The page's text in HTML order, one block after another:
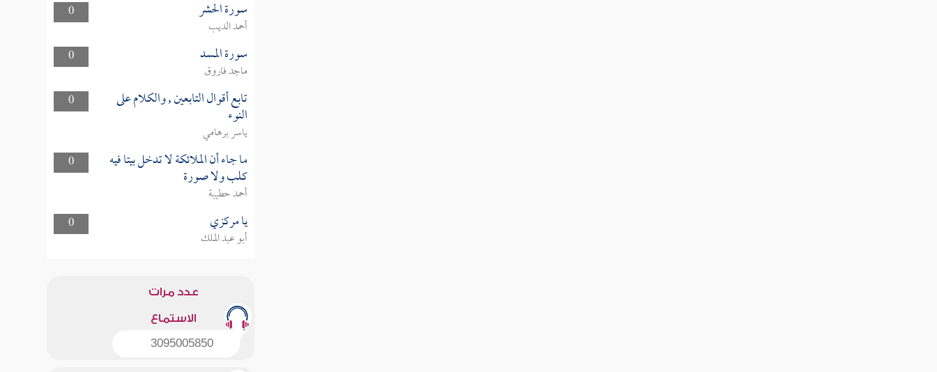
0 سورة الحشر
أحمد الديب
0
سورة المسد
ماجد فاروق
0
تابع أقوال التابعين , والكلام على
النوء
ياسر برهامي
0
ما جاء أن الملائكة لا تدخل بيتا فيه
كلب ولا صورة
أحمد حطيبة
0
يا مركزي
أبو عبد الملك
عدد مرات
الاستماع
3095005850